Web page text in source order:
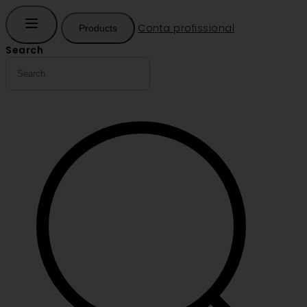
Products
Conta profissional
Search